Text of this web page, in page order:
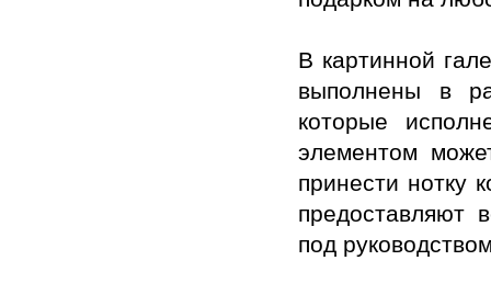
В картинной
выполнены в
которые
элементом
принести нотку
предоставляют
под